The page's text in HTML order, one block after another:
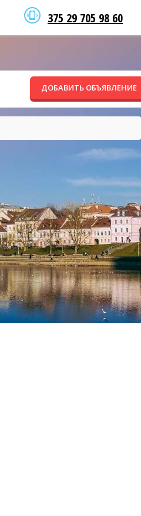
375 29 705 98 60
ДОБАВИТЬ ОБЪЯВЛЕНИЕ